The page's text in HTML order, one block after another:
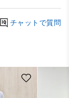
チャットで質問